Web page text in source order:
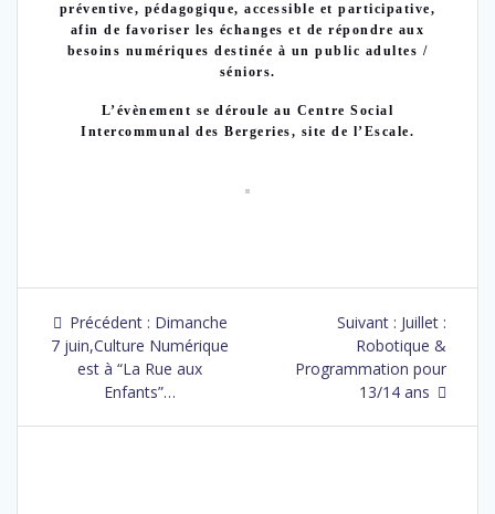
préventive, pédagogique, accessible et participative,
afin de favoriser les échanges et de répondre aux
besoins numériques destinée à un public adultes /
séniors.
L’évènement se déroule au Centre Social
Intercommunal des Bergeries, site de l’Escale.
Précédent : Dimanche
7 juin,Culture Numérique
est à “La Rue aux
Enfants”…
Suivant : Juillet :
Robotique &
Programmation pour
13/14 ans